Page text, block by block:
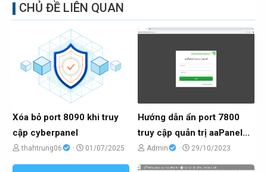
CHỦ ĐỀ LIÊN QUAN
Xóa bỏ port 8090 khi truy
cập cyberpanel
C
thahtrung06
N
01/07/2025
Hướng dẫn ẩn port 7800
truy cập quản trị aaPanel...
C
Admin
N
29/10/2023